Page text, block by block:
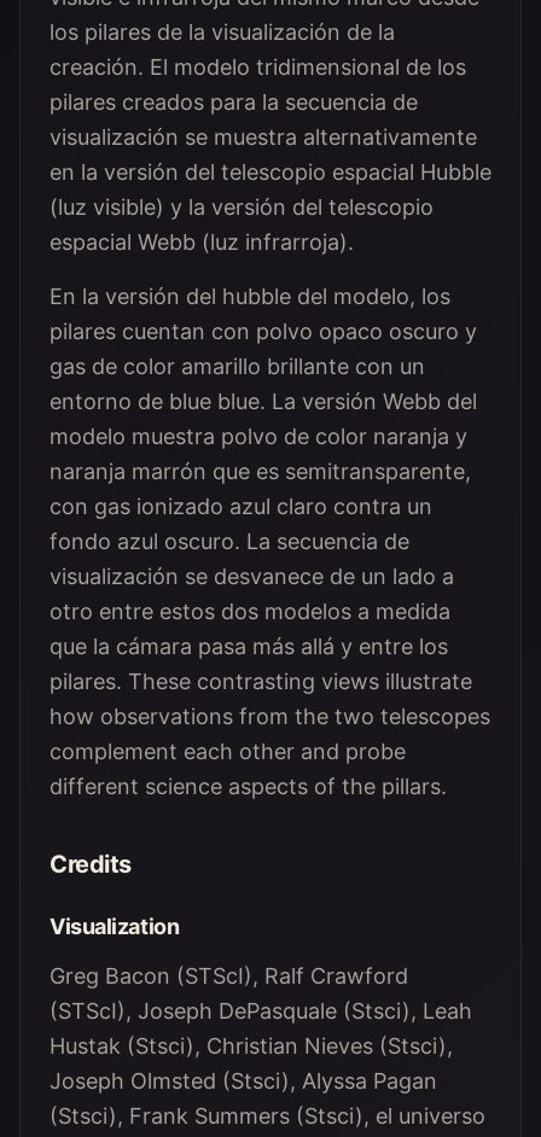
los pilares de la visualización de la
creación. El modelo tridimensional de los
pilares creados para la secuencia de
visualización se muestra alternativamente
en la versión del telescopio espacial Hubble
(luz visible) y la versión del telescopio
espacial Webb (luz infrarroja).
En la versión del hubble del modelo, los
pilares cuentan con polvo opaco oscuro y
gas de color amarillo brillante con un
entorno de blue blue. La versión Webb del
modelo muestra polvo de color naranja y
naranja marrón que es semitransparente,
con gas ionizado azul claro contra un
fondo azul oscuro. La secuencia de
visualización se desvanece de un lado a
otro entre estos dos modelos a medida
que la cámara pasa más allá y entre los
pilares. These contrasting views illustrate
how observations from the two telescopes
complement each other and probe
different science aspects of the pillars.
Credits
Visualization
Greg Bacon (STScI), Ralf Crawford
(STScI), Joseph DePasquale (Stsci), Leah
Hustak (Stsci), Christian Nieves (Stsci),
Joseph Olmsted (Stsci), Alyssa Pagan
(Stsci), Frank Summers (Stsci), el universo